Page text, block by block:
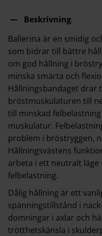
Beskrivning
Ballerina är en smidig
som bidrar till bättre
om god hållning i
minska smärta och
Hållningsbandaget drar
bröstmuskulaturen till
till minskad
muskulatur.
problem i bröstryggen,
Hållningsvästens
arbeta i ett neutralt
felbelastning.
Dålig hållning är ett
spänningstillstånd i
domningar i axlar och
trötthetskänsla i